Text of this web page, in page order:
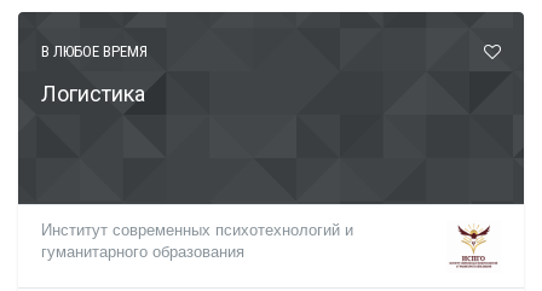
В ЛЮБОЕ ВРЕМЯ
Логистика
Институт современных психотехнологий и
гуманитарного образования